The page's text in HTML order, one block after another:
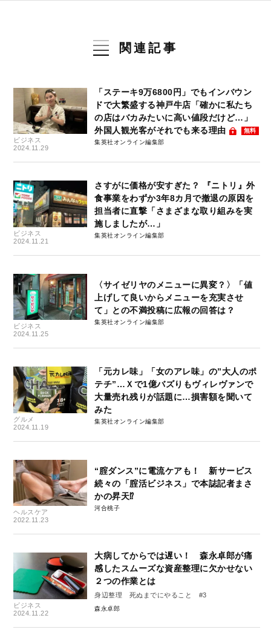
関連記事
ビジネス
2024.11.29
「ステーキ9万6800円」でもインバウン
ドで大繁盛する神戸牛店「確かに私たち
の店はバカみたいに高い値段だけど…」
外国人観光客がそれでも来る理由
無料
集英社オンライン編集部
ビジネス
2024.11.21
さすがに価格が安すぎた？ 『ニトリ』外
食事業をわずか3年8カ月で撤退の原因を
担当者に直撃「さまざまな取り組みを実
施しましたが…」
集英社オンライン編集部
ビジネス
2024.11.25
〈サイゼリヤのメニューに異変？〉「値
上げして良いからメニューを充実させ
て」との不満投稿に広報の回答は？
集英社オンライン編集部
グルメ
2024.11.19
「元カレ味」「女のアレ味」の”大人のポ
テチ”…Ｘで1億バズりもヴィレヴァンで
大量売れ残りが話題に…損害額を聞いて
みた
集英社オンライン編集部
ヘルスケア
2022.11.23
“腟ダンス”に電流ケアも！ 新サービス
続々の「腟活ビジネス」で本誌記者まさ
かの昇天⁉
河合桃子
ビジネス
2024.11.22
大病してからでは遅い！ 森永卓郎が痛
感したスムーズな資産整理に欠かせない
２つの作業とは
身辺整理 死ぬまでにやること #3
森永卓郎